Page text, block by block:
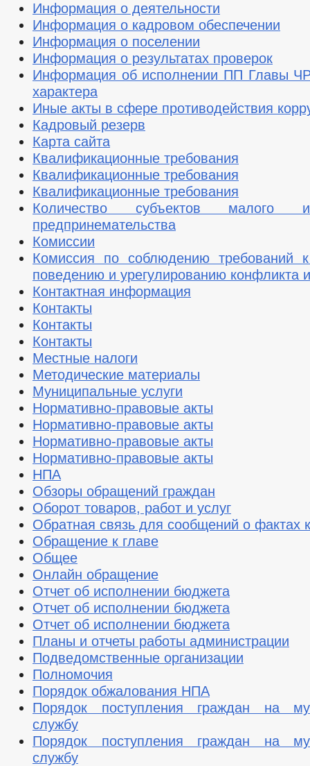
Информация о деятельности
Информация о кадровом обеспечении
Информация о поселении
Информация о результатах проверок
Информация об исполнении ПП Главы ЧР
характера
Иные акты в сфере противодействия
Кадровый резерв
Карта сайта
Квалификационные требования
Квалификационные требования
Квалификационные требования
Количество субъектов малого
предпринемательства
Комиссии
Комиссия по соблюдению требований
поведению и урегулированию конфликта
Контактная информация
Контакты
Контакты
Контакты
Местные налоги
Методические материалы
Муниципальные услуги
Нормативно-правовые акты
Нормативно-правовые акты
Нормативно-правовые акты
Нормативно-правовые акты
НПА
Обзоры обращений граждан
Оборот товаров, работ и услуг
Обратная связь для сообщений о фактах
Обращение к главе
Общее
Онлайн обращение
Отчет об исполнении бюджета
Отчет об исполнении бюджета
Отчет об исполнении бюджета
Планы и отчеты работы администрации
Подведомственные организации
Полномочия
Порядок обжалования НПА
Порядок поступления граждан на
службу
Порядок поступления граждан на
службу